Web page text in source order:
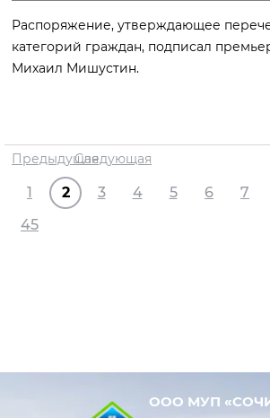
Распоряжение, утверждающее
категорий граждан, подписал
Михаил Мишустин.
Предыдущая
1 2 3 4 5 6 7
45
Следующая
ООО МУП